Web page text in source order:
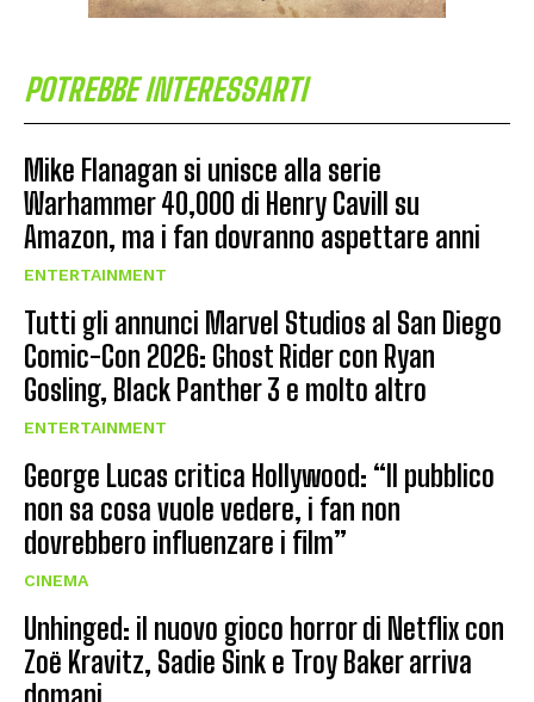
POTREBBE INTERESSARTI
Mike Flanagan si unisce alla serie
Warhammer 40,000 di Henry Cavill su
Amazon, ma i fan dovranno aspettare anni
ENTERTAINMENT
Tutti gli annunci Marvel Studios al San Diego
Comic-Con 2026: Ghost Rider con Ryan
Gosling, Black Panther 3 e molto altro
ENTERTAINMENT
George Lucas critica Hollywood: “Il pubblico
non sa cosa vuole vedere, i fan non
dovrebbero influenzare i film”
CINEMA
Unhinged: il nuovo gioco horror di Netflix con
Zoë Kravitz, Sadie Sink e Troy Baker arriva
domani